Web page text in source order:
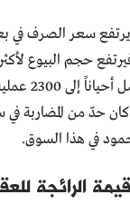
سعر الصرف في
خلال يوم
كان حدّ من المضاربة في
في هذا السوق.
الرائجة